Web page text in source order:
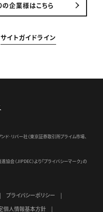
の企業様はこちら
サイトガイドライン
ド･リバー社（東京証券取引所プライム市場、
協会（JIPDEC）より 「プライバシーマーク」の
プライバシーポリシー
個人情報基本方針